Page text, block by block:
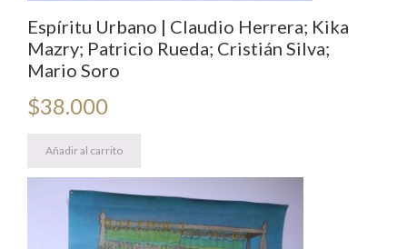
Espíritu Urbano | Claudio Herrera; Kika
Mazry; Patricio Rueda; Cristián Silva;
Mario Soro
$38.000
Añadir al carrito